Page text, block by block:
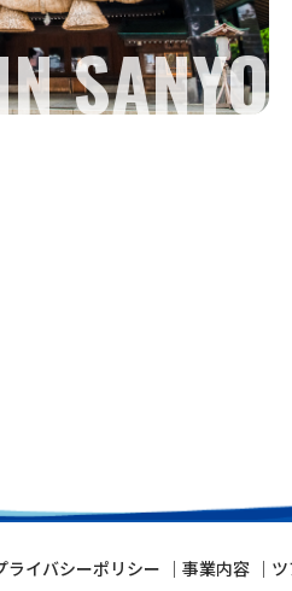
SANYO
ライバシーポリシー 事業内容